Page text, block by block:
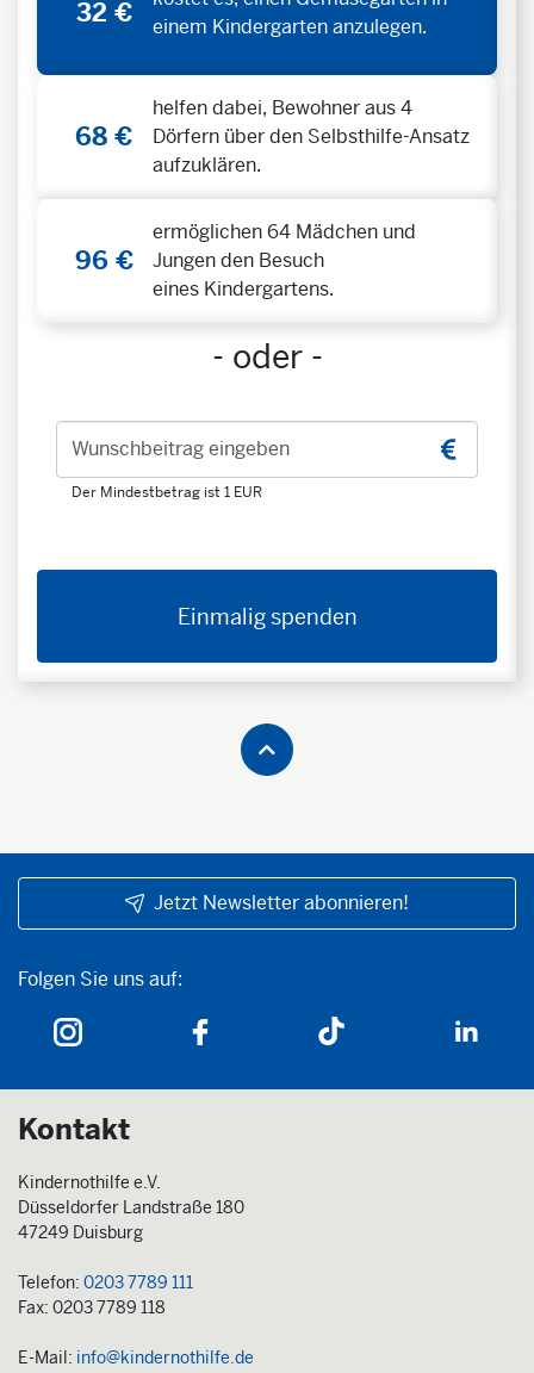
32 €
einem Kindergarten anzulegen.
68 €
helfen dabei, Bewohner aus 4
Dörfern über den Selbsthilfe-Ansatz
aufzuklären.
96 €
ermöglichen 64 Mädchen und
Jungen den Besuch
eines Kindergartens.
- oder -
Wunschbeitrag eingeben
Der Mindestbetrag ist 1 EUR
Einmalig spenden
Jetzt Newsletter abonnieren!
Folgen Sie uns auf:
Folgen Sie uns auf:
Kontakt
Kindernothilfe e.V.
Düsseldorfer Landstraße 180
47249 Duisburg
Telefon: 0203 7789 111
Fax: 0203 7789 118
E-Mail: info@kindernothilfe.de